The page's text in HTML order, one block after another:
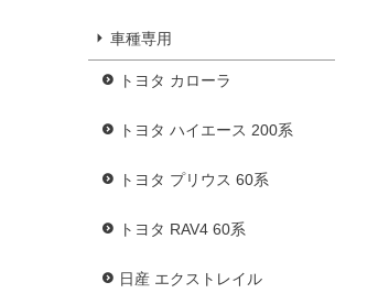
車種専用
トヨタ カローラ
トヨタ ハイエース 200系
トヨタ プリウス 60系
トヨタ RAV4 60系
日産 エクストレイル